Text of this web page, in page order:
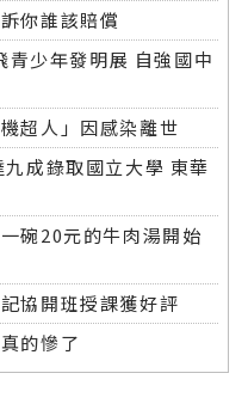
你誰該賠償
少年發明展 自強國中
超人」因感染離世
成錄取國立大學 東華
碗20元的牛肉湯開始
協開班授課獲好評
的慘了